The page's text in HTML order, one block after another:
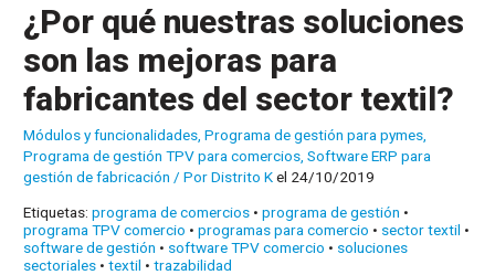
¿Por qué nuestras soluciones
son las mejoras para
fabricantes del sector textil?
Módulos y funcionalidades ,Programa de gestión para pymes
Programa de gestión TPV para comercios ,Software ERP para
gestión de fabricación / PorDistrito Kel 24/10/2019
Etiquetas:programa de comercios •programa de gestión •
programa TPV comercio •programas para comercio • sector textil •
software de gestión • software TPV comercio • soluciones
sectoriales •textil •trazabilidad